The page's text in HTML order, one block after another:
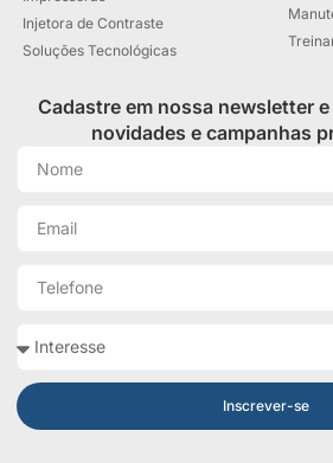
Filme para Ressonância